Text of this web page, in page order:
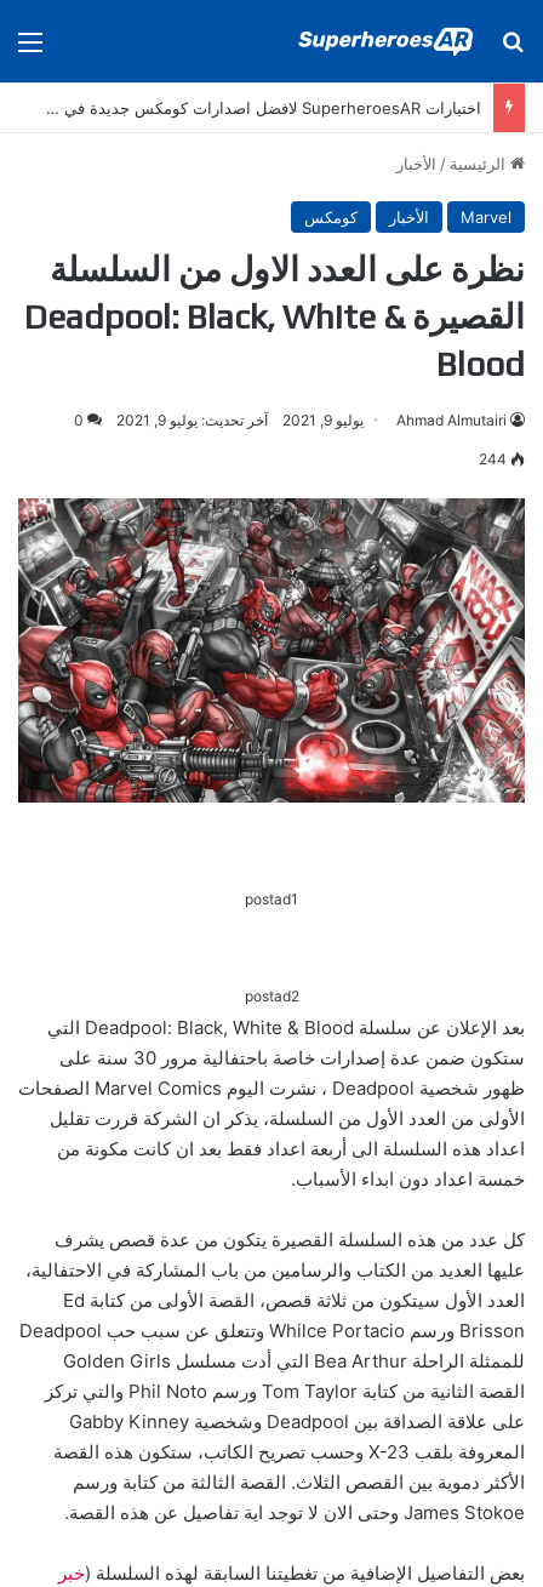
بحث عن
اختيارات SuperheroesAR لافضل اصدارات كومكس جديدة في سنة 2025
الرئيسية / الأخبار
Marvel الأخبار كومكس
نظرة على العدد الاول من السلسلة
القصيرة Deadpool: Black, White &
Blood
Ahmad Almutairi يوليو 9, 2021 آخر تحديث: يوليو 9, 2021 0
244
postad1
postad2
بعد الإعلان عن سلسلة Deadpool: Black, White & Blood التي
ستكون ضمن عدة إصدارات خاصة باحتفالية مرور 30 سنة على
ظهور شخصية Deadpool ، نشرت اليوم Marvel Comics الصفحات
الأولى من العدد الأول من السلسلة، يذكر ان الشركة قررت تقليل
اعداد هذه السلسلة الى أربعة اعداد فقط بعد ان كانت مكونة من
خمسة اعداد دون ابداء الأسباب.
كل عدد من هذه السلسلة القصيرة يتكون من عدة قصص يشرف
عليها العديد من الكتاب والرسامين من باب المشاركة في الاحتفالية،
العدد الأول سيتكون من ثلاثة قصص، القصة الأولى من كتابة Ed
Brisson ورسم Whilce Portacio وتتعلق عن سبب حب Deadpool
للممثلة الراحلة Bea Arthur التي أدت مسلسل Golden Girls
القصة الثانية من كتابة Tom Taylor ورسم Phil Noto والتي تركز
على علاقة الصداقة بين Deadpool وشخصية Gabby Kinney
المعروفة بلقب X-23 وحسب تصريح الكاتب، ستكون هذه القصة
الأكثر دموية بين القصص الثلاث. القصة الثالثة من كتابة ورسم
James Stokoe وحتى الان لا توجد اية تفاصيل عن هذه القصة.
بعض التفاصيل الإضافية من تغطيتنا السابقة لهذه السلسلة (خبر